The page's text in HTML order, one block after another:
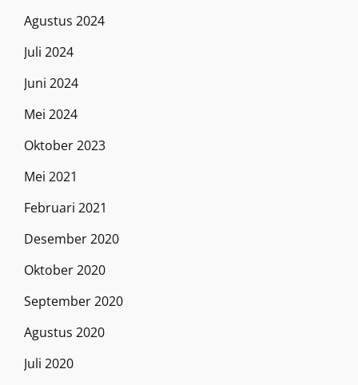
Agustus 2024
Juli 2024
Juni 2024
Mei 2024
Oktober 2023
Mei 2021
Februari 2021
Desember 2020
Oktober 2020
September 2020
Agustus 2020
Juli 2020